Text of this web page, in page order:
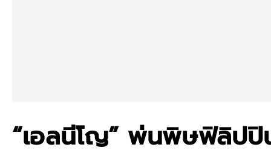
“เอลนีโญ” พ่นพิษฟิลิปปิ